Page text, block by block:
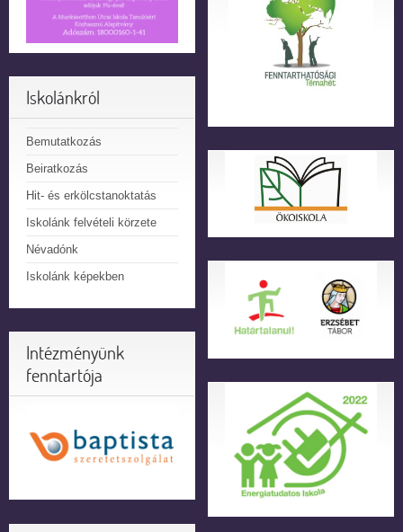
Iskolánkról
Bemutatkozás
Beiratkozás
Hit- és erkölcstanoktatás
Iskolánk felvételi körzete
Névadónk
Iskolánk képekben
Intézményünk
fenntartója